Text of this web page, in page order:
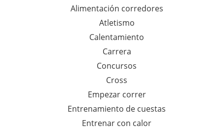
p
a
r
a
:
Alimentación corredores
Atletismo
Calentamiento
Carrera
Concursos
Cross
Empezar correr
Entrenamiento de cuestas
Entrenar con calor